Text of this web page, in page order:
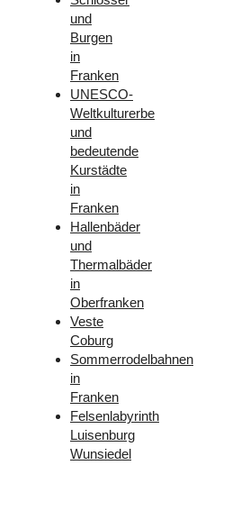
und
Burgen
in
Franken
UNESCO-
Weltkulturerbe
und
bedeutende
Kurstädte
in
Franken
Hallenbäder
und
Thermalbäder
in
Oberfranken
Veste
Coburg
Sommerrodelbahnen
in
Franken
Felsenlabyrinth
Luisenburg
Wunsiedel